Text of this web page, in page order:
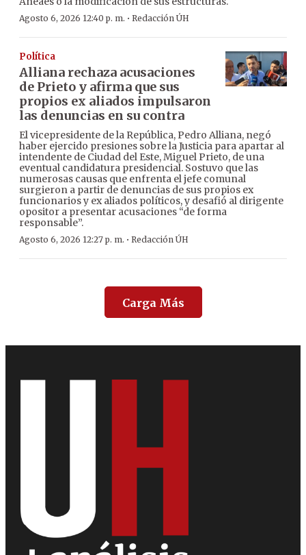
Agosto 6, 2026 12:40 p. m. · Redacción ÚH
Política
Alliana rechaza acusaciones
de Prieto y afirma que sus
propios ex aliados impulsaron
las denuncias en su contra
El vicepresidente de la República, Pedro Alliana, negó
haber ejercido presiones sobre la Justicia para apartar al
intendente de Ciudad del Este, Miguel Prieto, de una
eventual candidatura presidencial. Sostuvo que las
numerosas causas que enfrenta el jefe comunal
surgieron a partir de denuncias de sus propios ex
funcionarios y ex aliados políticos, y desafió al dirigente
opositor a presentar acusaciones “de forma
responsable”.
Agosto 6, 2026 12:27 p. m. · Redacción ÚH
Carga Más